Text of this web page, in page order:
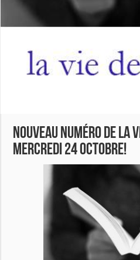
Nouveau numéro de La
mercredi 24 octobre!